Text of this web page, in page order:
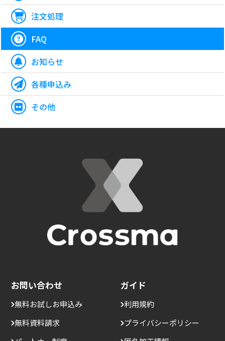
注文処理
FAQ
お知らせ
各種申込み
その他
お問い合わせ
無料お試しお申込み
無料資料請求
ガイド
利用規約
プライバシーポリシー